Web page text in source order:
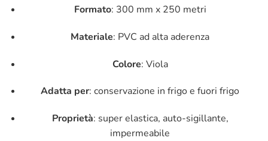
Formato: 300 mm x 250 metri
Materiale: PVC ad alta aderenza
Colore: Viola
Adatta per: conservazione in frigo e fuori frigo
Proprietà: super elastica, auto-sigillante,
impermeabile